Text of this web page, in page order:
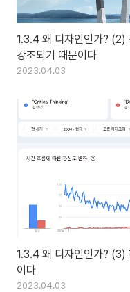
1.3.4 왜 디자인인가? (2)
강조되기 때문이다
2023.04.03
1.3.4 왜 디자인인가? (3)
이다
2023.04.03